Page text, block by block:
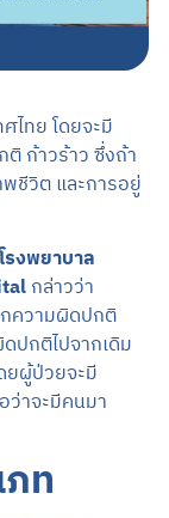
ไทย โดยจะมี
ก้าวร้าว ซึ่งถ้า
ชีวิต และการอยู่
งพยาบาล
กล่าวว่า
กความผิดปกติ
ปกติไปจากเดิม
ยผู้ป่วยจะมี
ว่าจะมีคนมา
ท